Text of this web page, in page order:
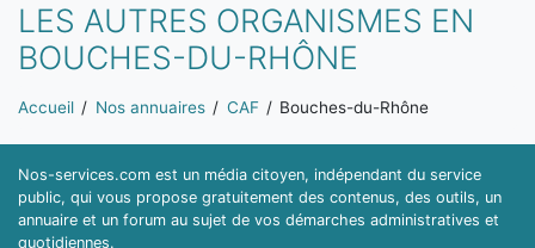
LES AUTRES ORGANISMES EN
BOUCHES-DU-RHÔNE
Vous êtes ici:
Accueil Nos annuaires CAF Bouches-du-Rhône
Nos-services.com est un média citoyen, indépendant du service
public, qui vous propose gratuitement des contenus, des outils, un
annuaire et un forum au sujet de vos démarches administratives et
quotidiennes.